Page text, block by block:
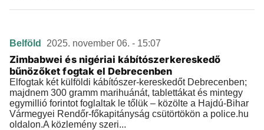
Belföld 2025. november 06. - 15:07
Zimbabwei és nigériai kábítószerkereskedő
bűnözőket fogtak el Debrecenben
Elfogtak két külföldi kábítószer-kereskedőt Debrecenben;
majdnem 300 gramm marihuánát, tablettákat és mintegy
egymillió forintot foglaltak le tőlük – közölte a Hajdú-Bihar
Vármegyei Rendőr-főkapitányság csütörtökön a police.hu
oldalon.A közlemény szeri...